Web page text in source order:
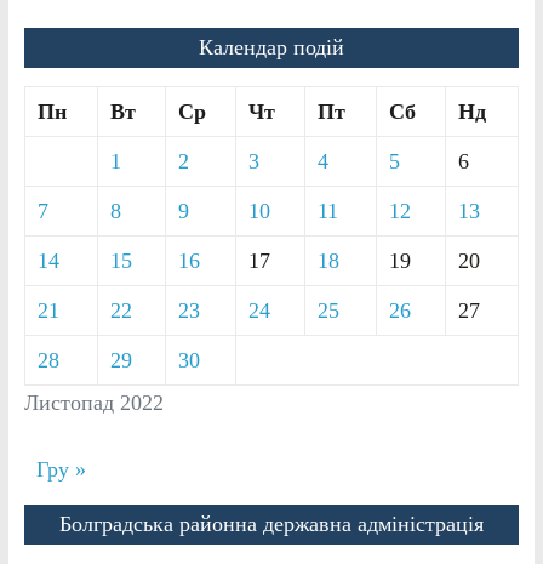
Календар подій
Листопад 2022
Пн Вт Ср Чт Пт Сб Нд
1 2 3 4 5 6
7 8 9 10 11 12 13
14 15 16 17 18 19 20
21 22 23 24 25 26 27
28 29 30
Гру »
Болградська районна державна адміністрація